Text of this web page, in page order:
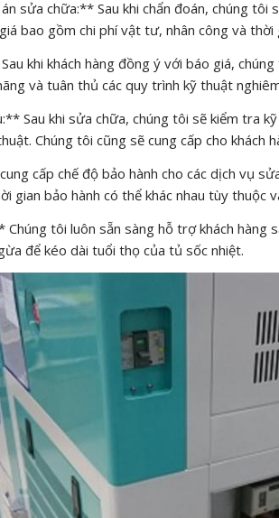
sửa chữa:** Sau khi chẩn đoán, chúng tôi
bao gồm chi phí vật tư, nhân công và thời
khi khách hàng đồng ý với báo giá,
và tuân thủ các quy trình kỹ thuật
Sau khi sửa chữa, chúng tôi sẽ kiểm tra
Chúng tôi cũng sẽ cung cấp cho khách
cấp chế độ bảo hành cho các dịch vụ
gian bảo hành có thể khác nhau tùy thuộc
tôi luôn sẵn sàng hỗ trợ khách hàng
để kéo dài tuổi thọ của tủ sốc nhiệt.